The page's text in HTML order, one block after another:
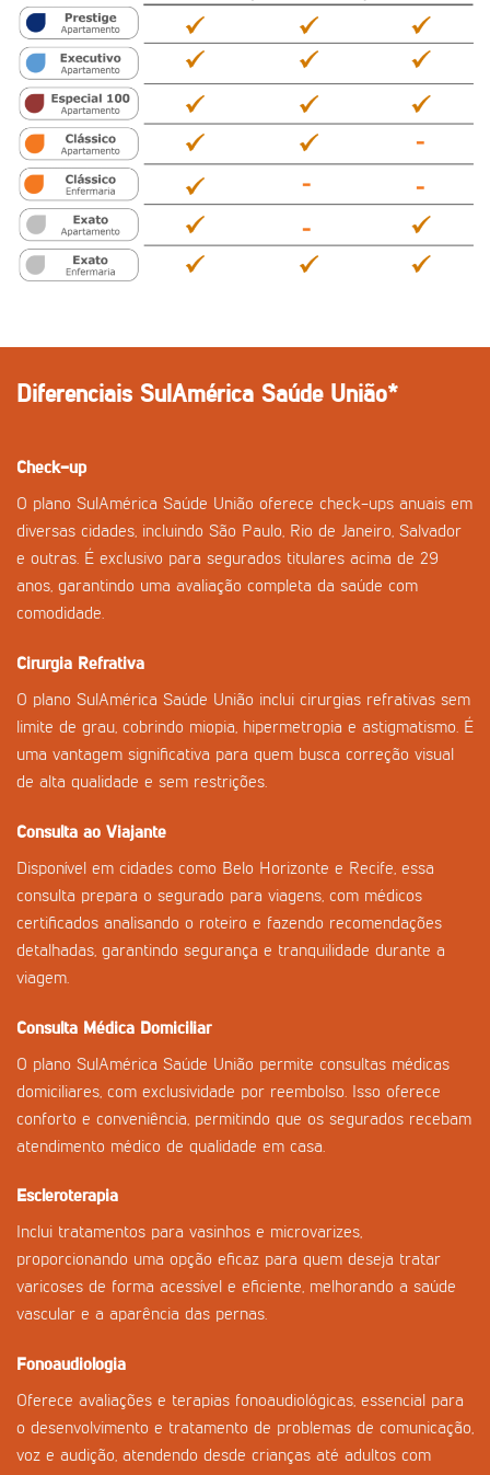
Diferenciais SulAmérica Saúde União*
Check-up
O plano SulAmérica Saúde União oferece check-ups anuais em
diversas cidades, incluindo São Paulo, Rio de Janeiro, Salvador
e outras. É exclusivo para segurados titulares acima de 29
anos, garantindo uma avaliação completa da saúde com
comodidade.
Cirurgia Refrativa
O plano SulAmérica Saúde União inclui cirurgias refrativas sem
limite de grau, cobrindo miopia, hipermetropia e astigmatismo. É
uma vantagem significativa para quem busca correção visual
de alta qualidade e sem restrições.
Consulta ao Viajante
Disponível em cidades como Belo Horizonte e Recife, essa
consulta prepara o segurado para viagens, com médicos
certificados analisando o roteiro e fazendo recomendações
detalhadas, garantindo segurança e tranquilidade durante a
viagem.
Consulta Médica Domiciliar
O plano SulAmérica Saúde União permite consultas médicas
domiciliares, com exclusividade por reembolso. Isso oferece
conforto e conveniência, permitindo que os segurados recebam
atendimento médico de qualidade em casa.
Escleroterapia
Inclui tratamentos para vasinhos e microvarizes,
proporcionando uma opção eficaz para quem deseja tratar
varicoses de forma acessível e eficiente, melhorando a saúde
vascular e a aparência das pernas.
Fonoaudiologia
Oferece avaliações e terapias fonoaudiológicas, essencial para
o desenvolvimento e tratamento de problemas de comunicação,
voz e audição, atendendo desde crianças até adultos com